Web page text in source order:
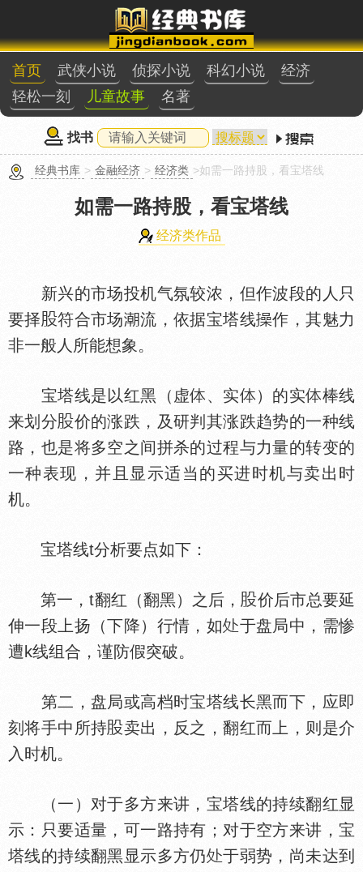
首页 武侠小说 侦探小说 科幻小说
经济
轻松一刻
儿童故事 名著
找书
经典书库 > 金融经济 > 经济类 >如需一路持股，看宝塔线
如需一路持股，看宝塔线
经济类作品
新兴的市场投机气氛较浓，但作波段的人只
要择
符合市场 流，依据宝塔线
作，其魅力
非一般人所能想象。
宝塔线是以红黑（虚 、实 ）的实
棒线
来划分
价的涨跌，及研判其涨跌趋势的一种线
路，也是将多空之间拼杀的过程与力量的转变的
一种表现，并且显示适当的买进时机与卖出时
机。
宝塔线t分析要点如下：
第一，t翻红（翻黑）之后，
价后市总要延
伸一段上扬（下降）行情，如
于盘局中，需惨
遭k线组合，谨防假突破。
第二，盘局或高档时宝塔线长黑而下，应即
刻将手中所持
卖出，反之，翻红而上，则是介
入时机。
（一）对于多方来讲，宝塔线的持续翻红显
示：只要适量，可一路持有；对于空方来讲，宝
塔线的持续翻黑显示多方仍
于弱势，尚未达到